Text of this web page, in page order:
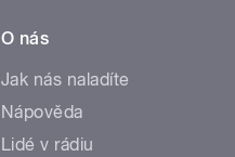
O nás
Jak nás naladíte
Nápověda
Lidé v rádiu